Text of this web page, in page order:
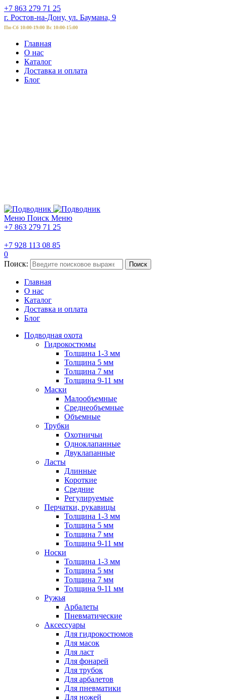
+7 863 279 71 25
г. Ростов-на-Дону, ул. Баумана, 9
Пн-Сб 10:00-19:00 Вс 10:00-15:00
Главная
О нас
Каталог
Доставка и оплата
Блог
Меню Поиск Меню
+7 863 279 71 25
+7 928 113 08 85
0
Поиск:
Поиск
Главная
О нас
Каталог
Доставка и оплата
Блог
Подводная охота
Гидрокостюмы
Толщина 1-3 мм
Толщина 5 мм
Толщина 7 мм
Толщина 9-11 мм
Маски
Малообъемные
Среднеобъемные
Объемные
Трубки
Охотничьи
Одноклапанные
Двуклапанные
Ласты
Длинные
Короткие
Средние
Регулируемые
Перчатки, рукавицы
Толщина 1-3 мм
Толщина 5 мм
Толщина 7 мм
Толщина 9-11 мм
Носки
Толщина 1-3 мм
Толщина 5 мм
Толщина 7 мм
Толщина 9-11 мм
Ружья
Арбалеты
Пневматические
Аксессуары
Для гидрокостюмов
Для масок
Для ласт
Для фонарей
Для трубок
Для арбалетов
Для пневматики
Для ножей